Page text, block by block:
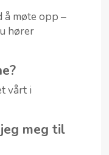
å møte opp –
hører
vårt i
meg til